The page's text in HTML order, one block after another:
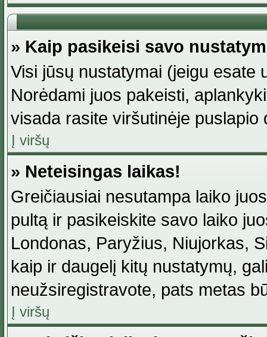
» Kaip pasikeisi savo
Visi jūsų nustatymai (jeigu esate
Norėdami juos pakeisti,
visada rasite viršutinėje
Į viršų
» Neteisingas laikas!
Greičiausiai nesutampa laiko
pultą ir pasikeiskite savo laiko
Londonas, Paryžius, Niujorkas,
kaip ir daugelį kitų nustatymų,
neužsiregistravote, pats metas
Į viršų